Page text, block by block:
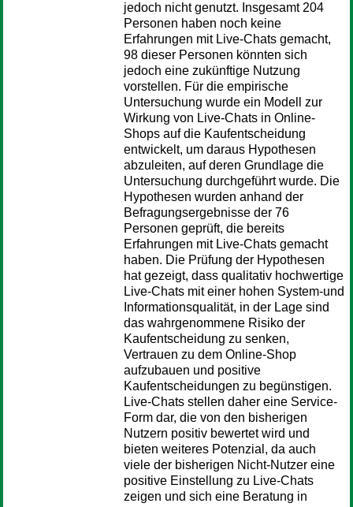
jedoch nicht genutzt. Insgesamt 204
Personen haben noch keine
Erfahrungen mit Live-Chats gemacht,
98 dieser Personen könnten sich
jedoch eine zukünftige Nutzung
vorstellen. Für die empirische
Untersuchung wurde ein Modell zur
Wirkung von Live-Chats in Online-
Shops auf die Kaufentscheidung
entwickelt, um daraus Hypothesen
abzuleiten, auf deren Grundlage die
Untersuchung durchgeführt wurde. Die
Hypothesen wurden anhand der
Befragungsergebnisse der 76
Personen geprüft, die bereits
Erfahrungen mit Live-Chats gemacht
haben. Die Prüfung der Hypothesen
hat gezeigt, dass qualitativ hochwertige
Live-Chats mit einer hohen System-und
Informationsqualität, in der Lage sind
das wahrgenommene Risiko der
Kaufentscheidung zu senken,
Vertrauen zu dem Online-Shop
aufzubauen und positive
Kaufentscheidungen zu begünstigen.
Live-Chats stellen daher eine Service-
Form dar, die von den bisherigen
Nutzern positiv bewertet wird und
bieten weiteres Potenzial, da auch
viele der bisherigen Nicht-Nutzer eine
positive Einstellung zu Live-Chats
zeigen und sich eine Beratung in